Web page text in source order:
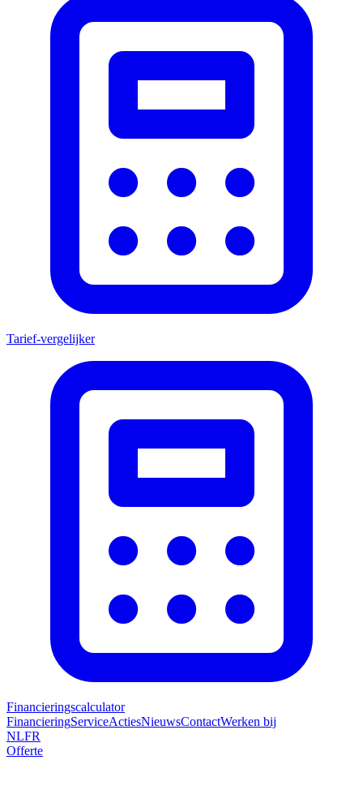
Tarief-vergelijker
Financieringscalculator
FinancieringServiceActiesNieuwsContactWerken bij
NLFR
Offerte